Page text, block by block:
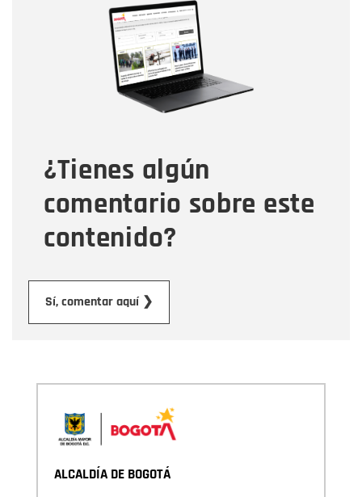
¿Tienes algún
comentario sobre este
contenido?
Sí, comentar aquí ❯
Correo electrónico
Tipo de comentario
Mensaje
ALCALDÍA DE BOGOTÁ